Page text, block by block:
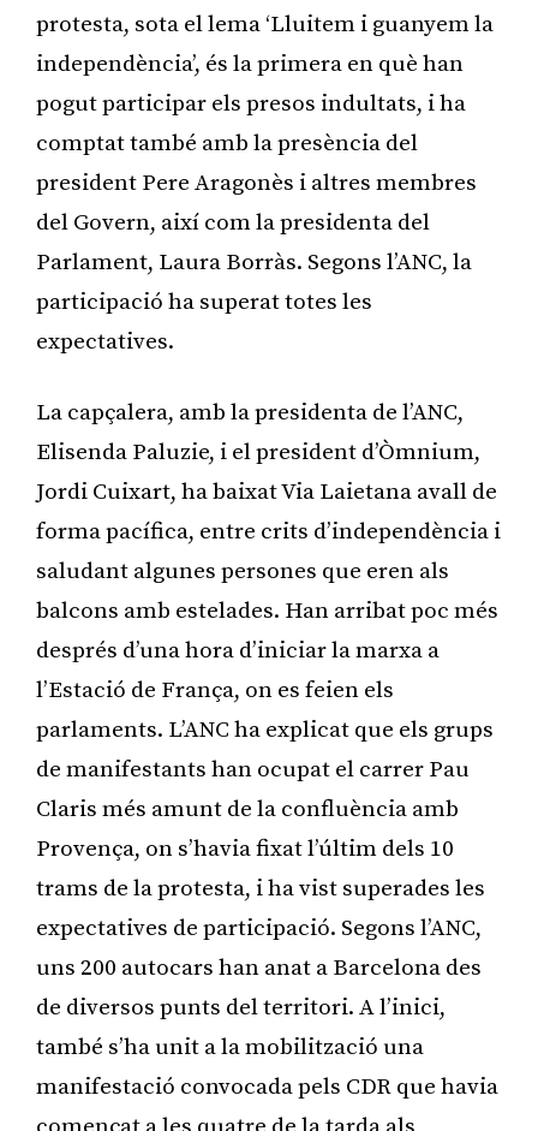
protesta, sota el lema ‘Lluitem i guanyem la
independència’, és la primera en què han
pogut participar els presos indultats, i ha
comptat també amb la presència del
president Pere Aragonès i altres membres
del Govern, així com la presidenta del
Parlament, Laura Borràs. Segons l’ANC, la
participació ha superat totes les
expectatives.
La capçalera, amb la presidenta de l’ANC,
Elisenda Paluzie, i el president d’Òmnium,
Jordi Cuixart, ha baixat Via Laietana avall de
forma pacífica, entre crits d’independència i
saludant algunes persones que eren als
balcons amb estelades. Han arribat poc més
després d’una hora d’iniciar la marxa a
l’Estació de França, on es feien els
parlaments. L’ANC ha explicat que els grups
de manifestants han ocupat el carrer Pau
Claris més amunt de la confluència amb
Provença, on s’havia fixat l’últim dels 10
trams de la protesta, i ha vist superades les
expectatives de participació. Segons l’ANC,
uns 200 autocars han anat a Barcelona des
de diversos punts del territori. A l’inici,
també s’ha unit a la mobilització una
manifestació convocada pels CDR que havia